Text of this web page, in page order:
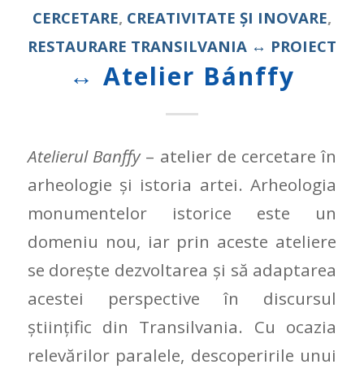
CERCETARE, CREATIVITATE ȘI INOVARE,
RESTAURARE TRANSILVANIA ↔ PROIECT
↔ Atelier Bánffy
Atelierul Banffy– atelier de cercetare în
arheologie și istoria artei. Arheologia
monumentelor istorice este un
domeniu nou, iar prin aceste ateliere
se dorește dezvoltarea și să adaptarea
acestei perspective în discursul
științific din Transilvania. Cu ocazia
relevărilor paralele, descoperirile unui